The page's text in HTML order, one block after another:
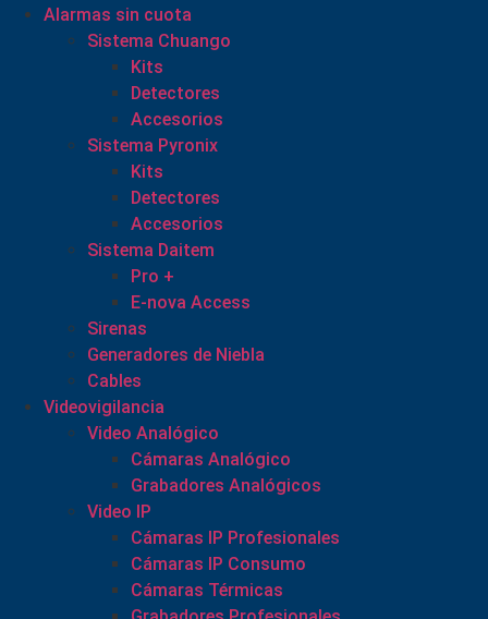
Alarmas sin cuota
Sistema Chuango
Kits
Detectores
Accesorios
Sistema Pyronix
Kits
Detectores
Accesorios
Sistema Daitem
Pro +
E-nova Access
Sirenas
Generadores de Niebla
Cables
Videovigilancia
Video Analógico
Cámaras Analógico
Grabadores Analógicos
Video IP
Cámaras IP Profesionales
Cámaras IP Consumo
Cámaras Térmicas